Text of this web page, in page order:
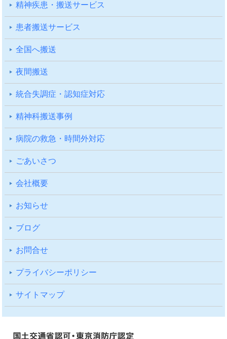
精神疾患・搬送サービス
患者搬送サービス
全国へ搬送
夜間搬送
統合失調症・認知症対応
精神科搬送事例
病院の救急・時間外対応
ごあいさつ
会社概要
お知らせ
ブログ
お問合せ
プライバシーポリシー
サイトマップ